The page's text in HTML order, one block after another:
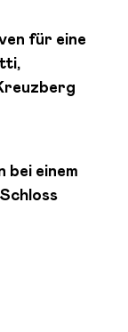
für eine
bei einem